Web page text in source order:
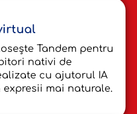
Tandem pentru
nativi de
cu ajutorul IA
mai naturale.